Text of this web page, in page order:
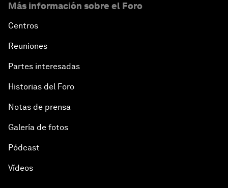
Más información sobre el Foro
Centros
Reuniones
Partes interesadas
Historias del Foro
Notas de prensa
Galería de fotos
Pódcast
Vídeos